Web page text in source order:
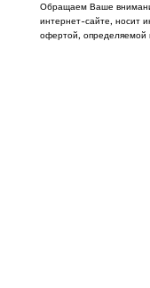
Обращаем Ваше
интернет-сайте, носит
офертой,